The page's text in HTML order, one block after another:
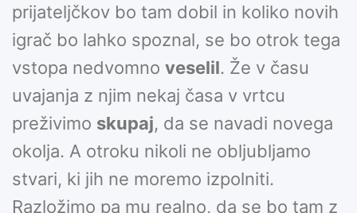
prijateljčkov bo tam dobil in koliko novih
igrač bo lahko spoznal, se bo otrok tega
vstopa nedvomno veselil. Že v času
uvajanja z njim nekaj časa v vrtcu
preživimo skupaj, da se navadi novega
okolja. A otroku nikoli ne obljubljamo
stvari, ki jih ne moremo izpolniti.
Razložimo pa mu realno, da se bo tam z